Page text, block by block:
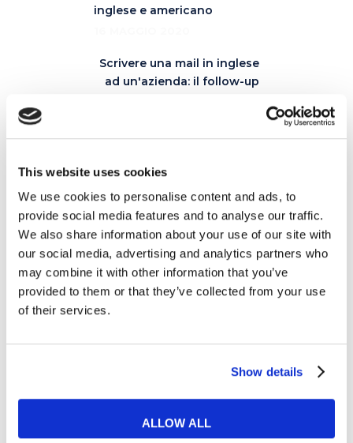
This website uses cookies
We use cookies to personalise content and ads, to
provide social media features and to analyse our traffic.
We also share information about your use of our site with
our social media, advertising and analytics partners who
may combine it with other information that you’ve
provided to them or that they’ve collected from your use
of their services.
Show details
ALLOW ALL
inglese e americano
Scrivere una mail in inglese
ad un'azienda: il follow-up
Articoli correlati
06
LUG